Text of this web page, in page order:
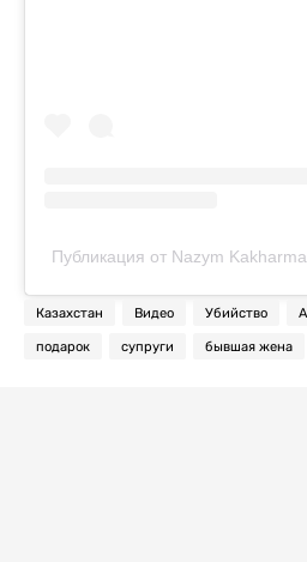
Публикация от Nazym
Казахстан Видео Убийство
подарок супруги бывшая жена